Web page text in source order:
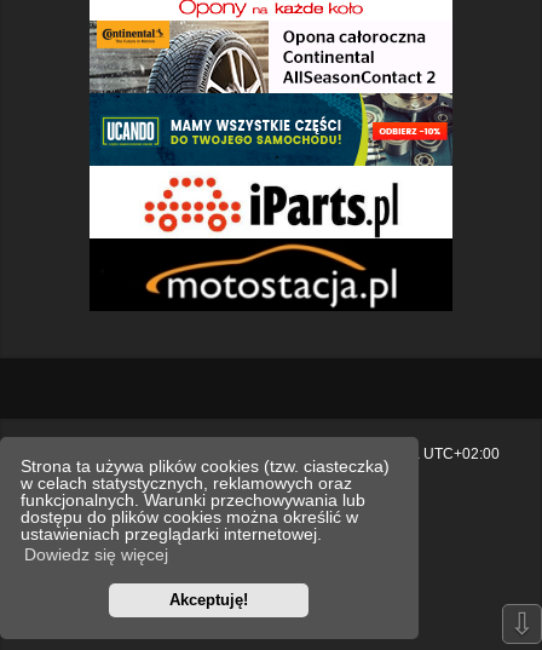
Strona ta używa plików cookies (tzw. ciasteczka)
w celach statystycznych, reklamowych oraz
funkcjonalnych. Warunki przechowywania lub
dostępu do plików cookies można określić w
ustawieniach przeglądarki internetowej.
Dowiedz się więcej
Akceptuję!
UTC+02:00
Polityka prywatności.
Technologię dostarczaphpBB® Forum Software © phpBB Limited
Polski pakiet językowy dostarczaphpBB.pl
Style we_universal created by INVENTEA & v12mike
phpBB SEO ⇩